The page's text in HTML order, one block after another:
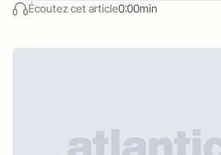
Écoutez cet article0:00min